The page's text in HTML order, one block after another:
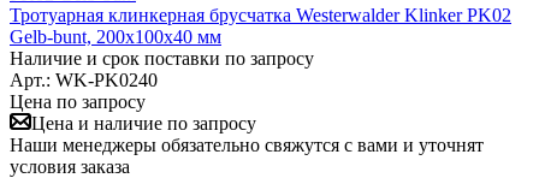
Тротуарная клинкерная брусчатка Westerwalder Klinker PK02
Gelb-bunt, 200х100х40 мм
Наличие и срок поставки по запросу
Арт.: WK-PK0240
Цена по запросу
Цена и наличие по запросу
Наши менеджеры обязательно свяжутся с вами и уточнят
условия заказа